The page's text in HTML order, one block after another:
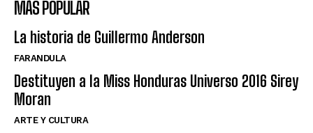
MÁS POPULAR
La historia de Guillermo Anderson
FARANDULA
Destituyen a la Miss Honduras Universo 2016 Sirey
Moran
ARTE Y CULTURA